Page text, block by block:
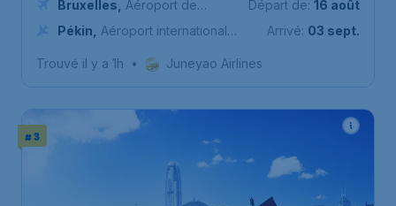
Bruxelles
Aéroport de
Bruxelles-National
Pékin
Aéroport international
Départ de: 16 août
Arrivé: 03 sept.
Trouvé il y a 1h • Juneyao Airlines
# 3